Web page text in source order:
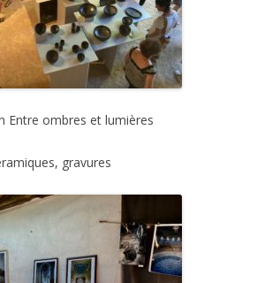
Entre ombres et lumières
gravures